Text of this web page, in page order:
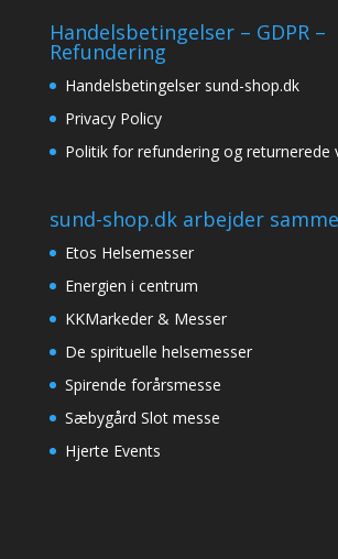
Handelsbetingelser – GDPR –
Refundering
Handelsbetingelser sund-shop.dk
Privacy Policy
Politik for refundering og returnerede
sund-shop.dk arbejder
Etos Helsemesser
Energien i centrum
KKMarkeder & Messer
De spirituelle helsemesser
Spirende forårsmesse
Sæbygård Slot messe
Hjerte Events